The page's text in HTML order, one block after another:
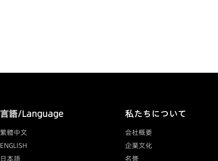
言語/Language
繁體中文
ENGLISH
日本語
私たちについて
会社概要
企業文化
名誉